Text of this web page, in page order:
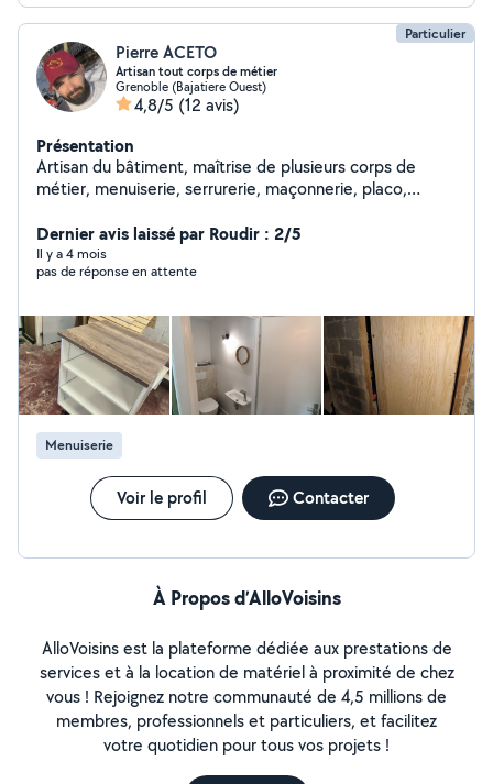
Particulier
Pierre ACETO
Artisan tout corps de métier
Grenoble (Bajatiere Ouest)
4,8/5 (12 avis)
Présentation
Artisan du bâtiment, maîtrise de plusieurs corps de
métier, menuiserie, serrurerie, maçonnerie, placo,
Dernier avis laissé par Roudir : 2/5
Il y a 4 mois
pas de réponse en attente
Menuiserie
Voir le profil Contacter
À Propos d’AlloVoisins
AlloVoisins est la plateforme dédiée aux prestations de
services et à la location de matériel à proximité de chez
vous ! Rejoignez notre communauté de 4,5 millions de
membres, professionnels et particuliers, et facilitez
votre quotidien pour tous vos projets !